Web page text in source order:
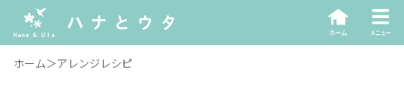
ホーム＞アレンジレシピ